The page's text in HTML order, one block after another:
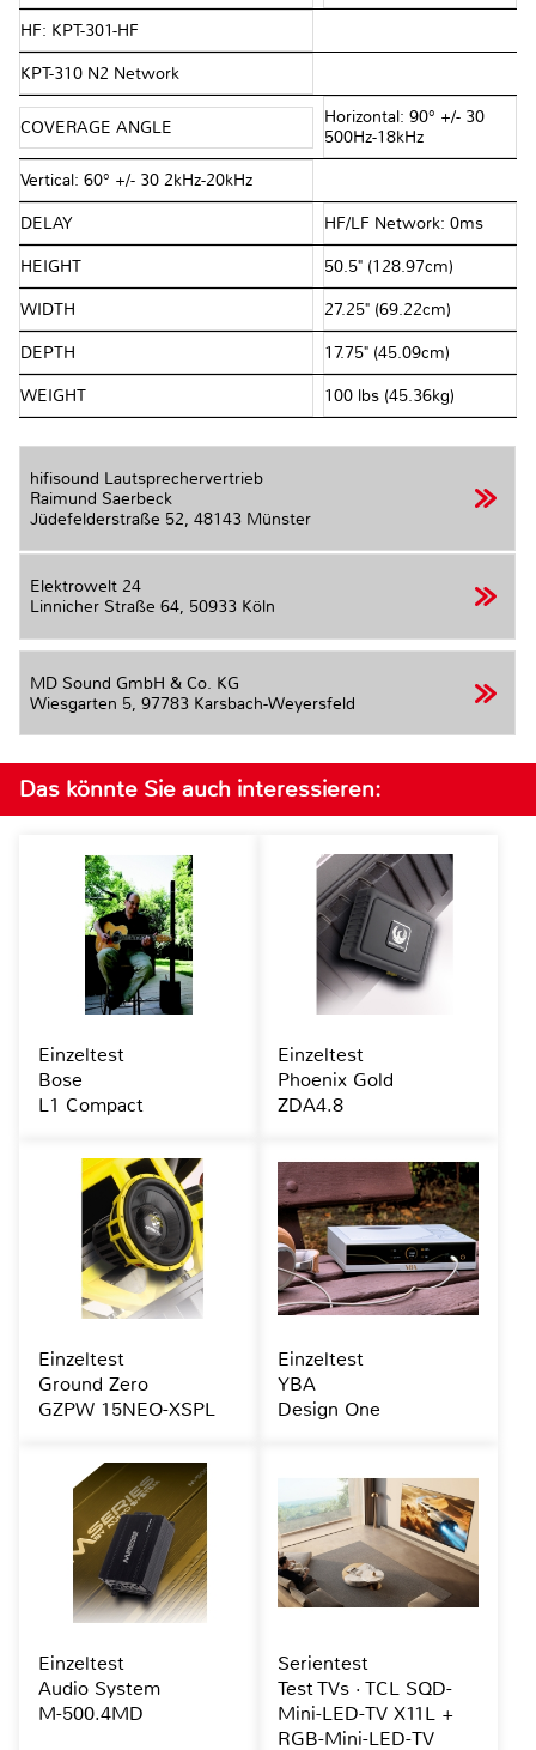
HF: KPT-301-HF
KPT-310 N2 Network
COVERAGE ANGLE
Horizontal: 90° +/- 30
500Hz-18kHz
Vertical: 60° +/- 30 2kHz-20kHz
DELAY HF/LF Network: 0ms
HEIGHT 50.5" (128.97cm)
WIDTH 27.25" (69.22cm)
DEPTH 17.75" (45.09cm)
WEIGHT 100 lbs (45.36kg)
hifisound Lautsprechervertrieb
Raimund Saerbeck
Jüdefelderstraße 52, 48143 Münster
Elektrowelt 24
Linnicher Straße 64, 50933 Köln
MD Sound GmbH & Co. KG
Wiesgarten 5, 97783 Karsbach-Weyersfeld
Das könnte Sie auch interessieren:
Einzeltest
Bose
L1 Compact
Einzeltest
Phoenix Gold
ZDA4.8
Einzeltest
Ground Zero
GZPW 15NEO-XSPL
Einzeltest
YBA
Design One
Einzeltest
Audio System
M-500.4MD
Serientest
Test TVs · TCL SQD-
Mini-LED-TV X11L +
RGB-Mini-LED-TV